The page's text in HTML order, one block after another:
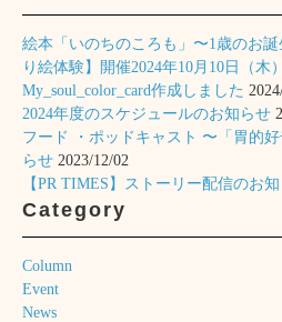
絵本「いのちのころも」〜1歳のお
り絵体験】開催2024年10月10日（木）
My_soul_color_card作成しました
2024年度のスケジュールのお知らせ
フード ・ポッドキャスト 〜「胃的
らせ 2023/12/02
【PR TIMES】ストーリー配信のお
Category
Column
Event
News